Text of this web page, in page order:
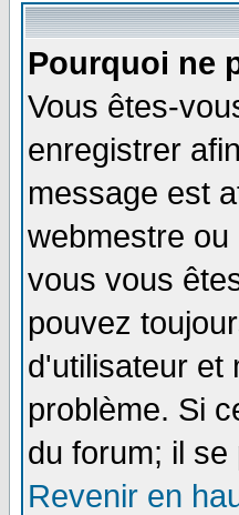
Pourquoi ne
Vous êtes-
enregistrer
message est
webmestre
vous vous
pouvez
d'utilisateur et
problème. Si
du forum; il
Revenir en